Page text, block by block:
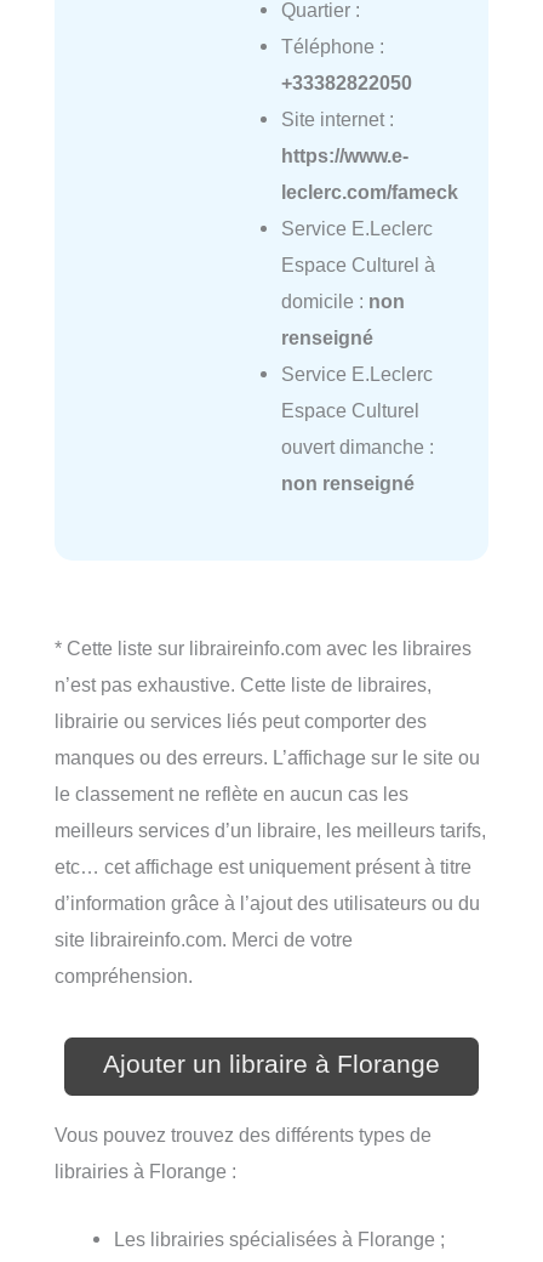
Quartier :
Téléphone :
+33382822050
Site internet :
https://www.e-
leclerc.com/fameck
Service E.Leclerc
Espace Culturel à
domicile : non
renseigné
Service E.Leclerc
Espace Culturel
ouvert dimanche :
non renseigné
* Cette liste sur libraireinfo.com avec les libraires
n’est pas exhaustive. Cette liste de libraires,
librairie ou services liés peut comporter des
manques ou des erreurs. L’affichage sur le site ou
le classement ne reflète en aucun cas les
meilleurs services d’un libraire, les meilleurs tarifs,
etc… cet affichage est uniquement présent à titre
d’information grâce à l’ajout des utilisateurs ou du
site libraireinfo.com. Merci de votre
compréhension.
Ajouter un libraire à Florange
Vous pouvez trouvez des différents types de
librairies à Florange :
Les librairies spécialisées à Florange ;